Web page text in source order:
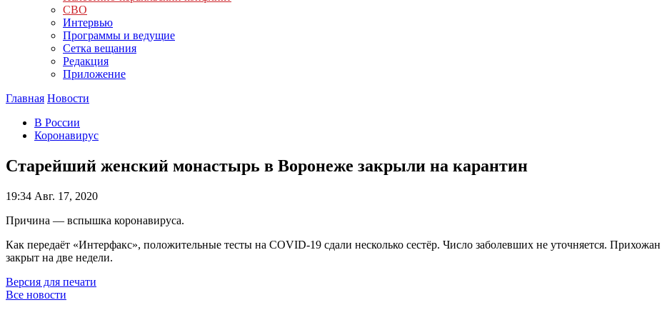
СВО
Интервью
Программы и ведущие
Сетка вещания
Редакция
Приложение
Главная Новости
В России
Коронавирус
Старейший женский монастырь в Воронеже закрыли на карантин
19:34 Авг. 17, 2020
Причина — вспышка коронавируса.
Как передаёт «Интерфакс», положительные тесты на COVID-19 сдали несколько сестёр. Число заболевших не уточняется.
закрыт на две недели.
Версия для печати
Все новости